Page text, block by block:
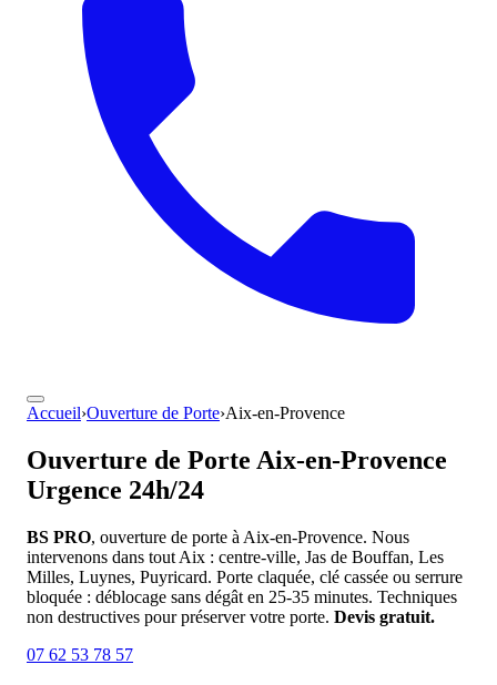
Accueil›Ouverture de Porte›Aix-en-Provence
Ouverture de Porte Aix-en-Provence
Urgence 24h/24
BS PRO, ouverture de porte à Aix-en-Provence. Nous
intervenons dans tout Aix : centre-ville, Jas de Bouffan, Les
Milles, Luynes, Puyricard. Porte claquée, clé cassée ou serrure
bloquée : déblocage sans dégât en 25-35 minutes. Techniques
non destructives pour préserver votre porte. Devis gratuit.
07 62 53 78 57